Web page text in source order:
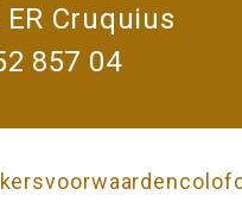
ER Cruquius
857 04